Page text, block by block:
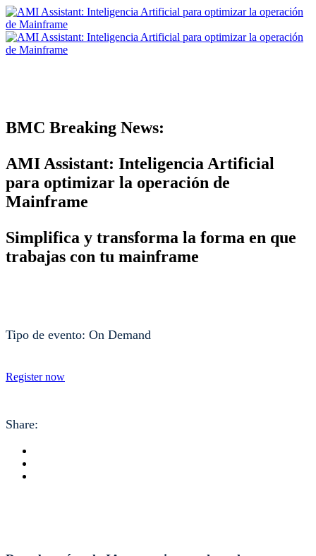
BMC Breaking News:
AMI Assistant: Inteligencia Artificial
para optimizar la operación de
Mainframe
Simplifica y transforma la forma en que
trabajas con tu mainframe
Tipo de evento: On Demand
Register now
Share: